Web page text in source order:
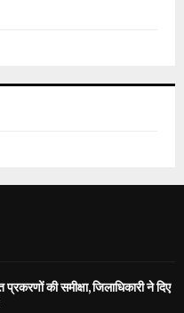
प्रकरणों की समीक्षा, जिलाधिकारी ने दिए